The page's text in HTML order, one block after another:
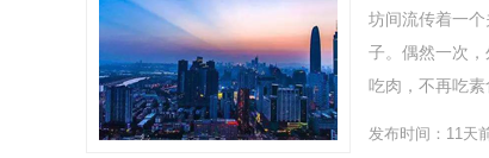
坊间流传着一
子。偶然一次
吃肉，不再吃
发布时间：11天